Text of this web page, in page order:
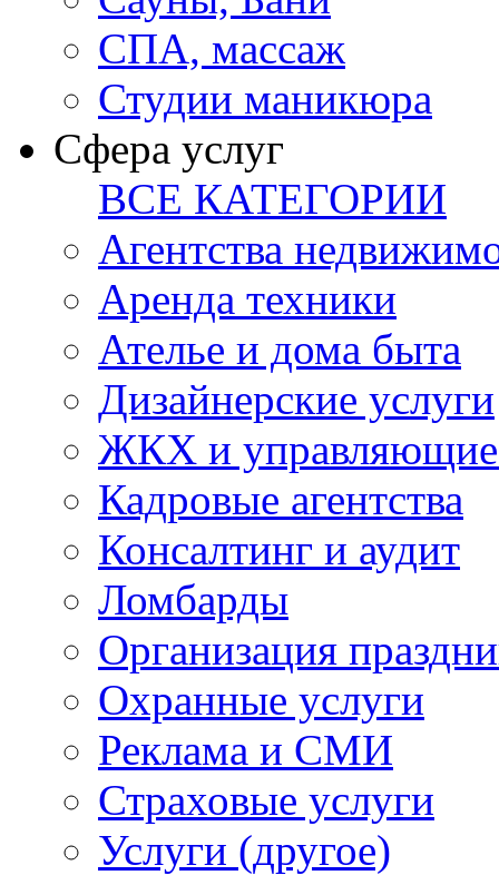
СПА, массаж
Студии маникюра
Сфера услуг
ВСЕ КАТЕГОРИИ
Агентства
Аренда техники
Ателье и дома быта
Дизайнерские услуги
ЖКХ и управляющие
Кадровые агентства
Консалтинг и аудит
Ломбарды
Организация
Охранные услуги
Реклама и СМИ
Страховые услуги
Услуги (другое)